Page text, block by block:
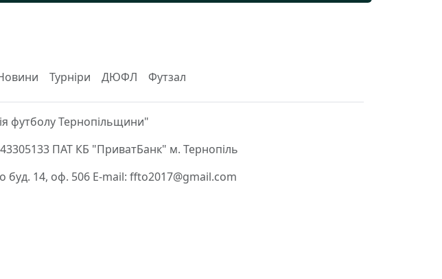
Турніри ДЮФЛ Футзал
футболу Тернопільщини"
ПАТ КБ "ПриватБанк" м. Тернопіль
буд. 14, оф. 506 E-mail: ffto2017@gmail.com